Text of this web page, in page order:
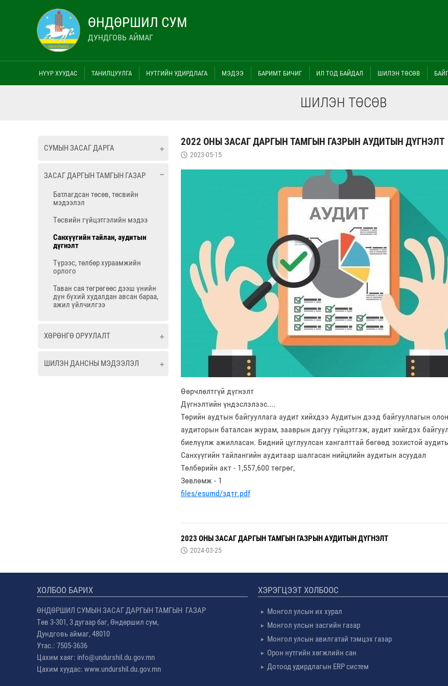
ӨНДӨРШИЛ СУМ
ДУНДГОВЬ АЙМАГ
НҮҮР ХУУДАС ТАНИЛЦУУЛГА НУТГИЙН УДИРДЛАГА МЭДЭЭ БАРИМТ БИЧИГ ИЛ ТОД БАЙДАЛ ШИЛЭН ТӨСӨВ
ШИЛЭН ТӨСӨВ
СУМЫН ЗАСАГ ДАРГА
ЗАСАГ ДАРГЫН ТАМГЫН ГАЗАР
Батлагдсан төсөв, төсвийн
мэдээлэл
Төсвийн гүйцэтгэлийн мэдээ
Санхүүгийн тайлан, аудитын
дүгнэлт
Түрээс, төлбөр хураамжийн
орлого
Таван сая төгрөгөөс дээш үнийн
дүн бүхий худалдан авсан бараа,
ажил үйлчилгээ
ХӨРӨНГӨ ОРУУЛАЛТ
ШИЛЭН ДАНСНЫ МЭДЭЭЛЭЛ
2022 ОНЫ ЗАСАГ ДАРГЫН ТАМГЫН ГАЗРЫН АУДИТЫН ДҮГНЭЛТ
2023-05-15
Өөрчлөлтгүй дүгнэлт
Дүгнэлтийн үндэслэлээс....
Төрийн аудтын байгууллага аудит хийхдээ Аудитын дээд байгууллагын
аудиторын баталсан журам, зааврын дагуу гүйцэтгэж, аудит хийгдэх
биелүүлж ажилласан. Бидний цуглуулсан хангалттай бөгөөд зохистой
Санхүүгийн тайлангийн аудитаар шалгасан нийцлийн аудитын асуудал
Төлбөрийн акт - 1,557,600 төгрөг,
Зөвлөмж - 1
files/esumd/здтг.pdf
2023 ОНЫ ЗАСАГ ДАРГЫН ТАМГЫН ГАЗРЫН АУДИТЫН ДҮГНЭЛТ
2024-03-25
ХОЛБОО БАРИХ
ӨНДӨРШИЛ СУМЫН ЗАСАГ ДАРГЫН ТАМГЫН ГАЗАР
Төв 3-301, 3 дугаар баг, Өндөршил сум,
Дундговь аймаг, 48010
Утас.: 7505-3636
Цахим хаяг: info@undurshil.du.gov.mn
Цахим хуудас: www.undurshil.du.gov.mn
ХЭРЭГЦЭЭТ ХОЛБООС
Монгол улсын их хурал
Монгол улсын засгийн газар
Монгол улсын авилгатай тэмцэх газар
Орон нутгийн хөгжлийн сан
Дотоод удирдлагын ERP систем